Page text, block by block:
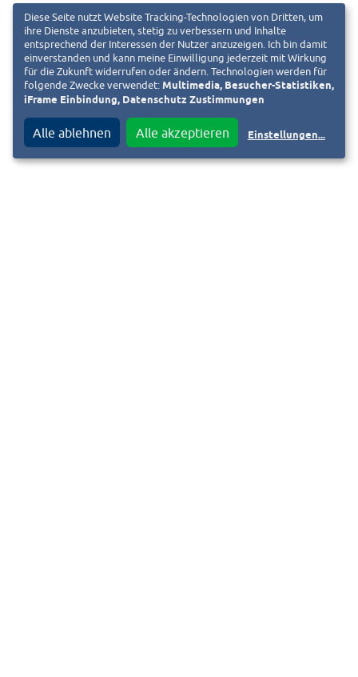
📍Unverpackt Darmstadt
Gutenbergstr. 5b, 64289 Darmstadt
www.unverpacktdarmstadt.com
Diese Seite nutzt Website Tracking-Technologien von Dritten, um
ihre Dienste anzubieten, stetig zu verbessern und Inhalte
entsprechend der Interessen der Nutzer anzuzeigen. Ich bin damit
einverstanden und kann meine Einwilligung jederzeit mit Wirkung
für die Zukunft widerrufen oder ändern. Technologien werden für
folgende Zwecke verwendet: Multimedia, Besucher-Statistiken,
iFrame Einbindung, Datenschutz Zustimmungen
Alle ablehnen Alle akzeptieren Einstellungen...